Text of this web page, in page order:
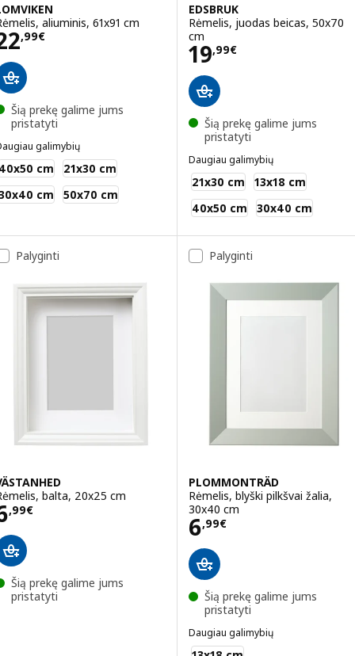
aliuminis, 61x91 cm
,99€ 22,99€
Šią prekę galime jums
pristatyti
galimybių
cm
21x30 cm
cm
50x70 cm
EDSBRUK
Rėmelis, juodas beicas, 50x70
cm
19,99€
Kaina 19,99€
Šią prekę galime jums
pristatyti
Daugiau galimybių
EDSBRUK
21x30 cm
13x18 cm
40x50 cm
30x40 cm
Palyginti
balta, 20x25 cm
,99€ 6,99€
Šią prekę galime jums
pristatyti
Palyginti
PLOMMONTRÄD
Rėmelis, blyški pilkšvai žalia,
30x40 cm
6,99€
Kaina 6,99€
Šią prekę galime jums
pristatyti
Daugiau galimybių
PLOMMONTRÄD